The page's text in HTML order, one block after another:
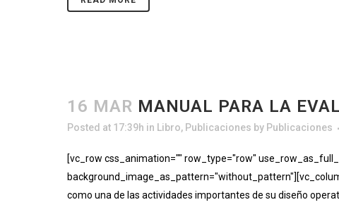
16 MAR MANUAL PARA LA
Posted at 17:39h in Libro, Publicaciones by Publicaciones
[vc_row css_animation="" row_type="row"
como una de las actividades importantes de su diseño